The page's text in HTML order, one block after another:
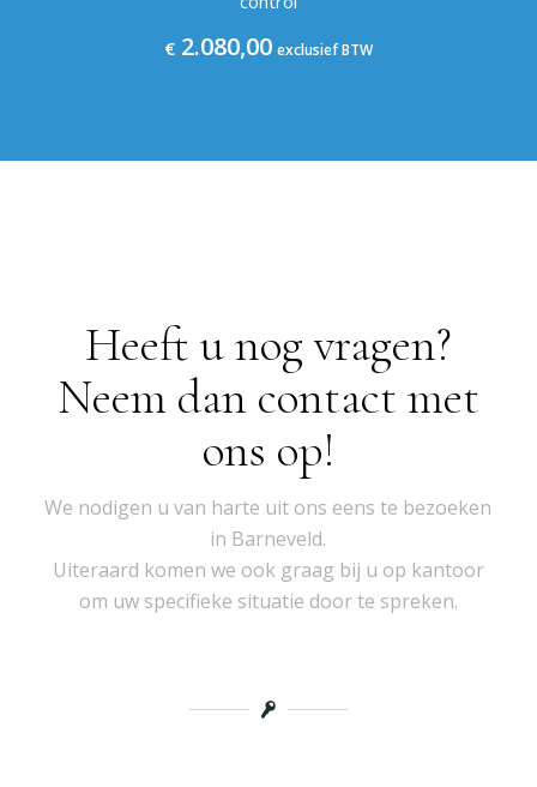
€2.080,00 exclusief BTW
Heeft u nog vragen?
Neem dan contact met
ons op!
We nodigen u van harte uit ons eens te bezoeken
in Barneveld.
Uiteraard komen we ook graag bij u op kantoor
om uw specifieke situatie door te spreken.